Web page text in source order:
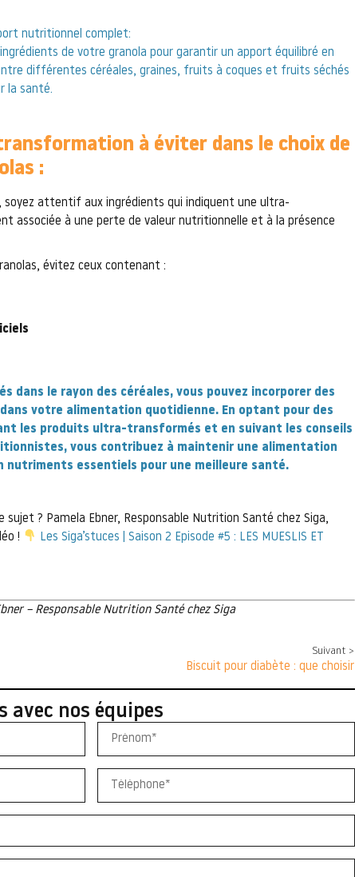
nutritionnel complet:
de votre granola pour garantir un apport équilibré en
différentes céréales, graines, fruits à coques et fruits séchés
la santé.
à éviter dans le choix de
:
soyez attentif aux ingrédients qui indiquent une ultra-
associée à une perte de valeur nutritionnelle et à la présence
évitez ceux contenant :
dans le rayon des céréales, vous pouvez incorporer des
votre alimentation quotidienne. En optant pour des
les produits ultra-transformés et en suivant les conseils
, vous contribuez à maintenir une alimentation
nutriments essentiels pour une meilleure santé.
sujet ? Pamela Ebner, Responsable Nutrition Santé chez Siga,
!
Les Siga’stuces | Saison 2 Episode #5 : LES MUESLIS ET
– Responsable Nutrition Santé chez Siga
Suivant >
Biscuit pour diabète : que choisir
avec nos équipes